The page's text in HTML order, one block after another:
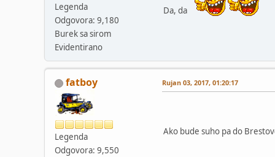
Legenda
Odgovora: 9,180
Burek sa sirom
Evidentirano
Da, da
fatboy
Legenda
Odgovora: 9,550
Rujan 03, 2017, 01:20:17
Ako bude suho pa do